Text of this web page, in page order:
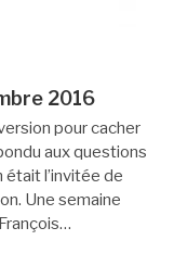
2016
pour cacher
aux questions
était l’invitée de
Une semaine